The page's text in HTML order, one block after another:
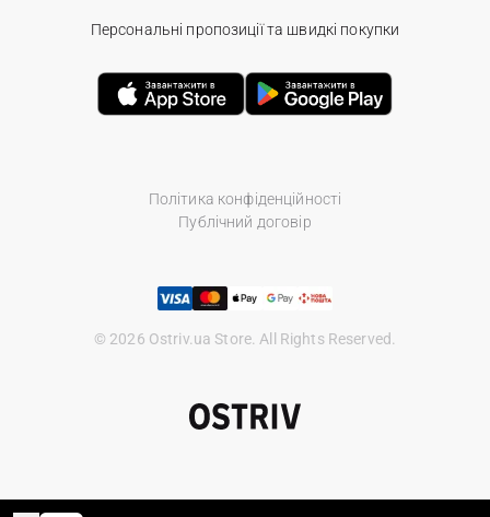
Політика конфіденційності
Публічний договір
© 2026 Ostriv.ua Store. All Rights Reserved.
Персональні пропозиції та швидкі покупки